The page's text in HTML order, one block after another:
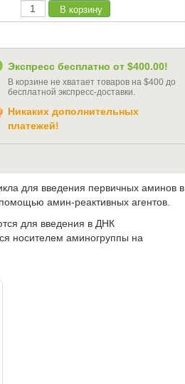
В корзину
Экспресс бесплатно от $400.00!
В корзине не хватает товаров на $400до
бесплатной экспресс-доставки.
Никаких дополнительных
платежей!
для введения первичных аминов в
амин-реактивных агентов.
для введения в ДНК
носителем аминогруппы на